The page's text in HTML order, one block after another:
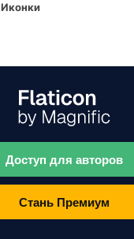
Иконки
Доступ для авторов
Стань Премиум